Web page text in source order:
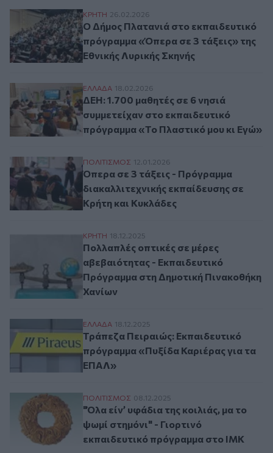
Ο Δήμος Πλατανιά στο εκπαιδευτικό
ΚΡΗΤΗ 26.02.2026
Ο Δήμος Πλατανιά στο εκπαιδευτικό
πρόγραμμα «Όπερα σε 3 τάξεις» της
Εθνικής Λυρικής Σκηνής
ΔΕΗ: 1.700 μαθητές σε 6 νησιά
ΕΛΛAΔΑ 18.02.2026
ΔΕΗ: 1.700 μαθητές σε 6 νησιά
συμμετείχαν στο εκπαιδευτικό
πρόγραμμα «Το Πλαστικό μου κι Εγώ»
Όπερα σε 3 τάξεις - Πρόγραμμα
ΠΟΛΙΤΙΣΜΟΣ 12.01.2026
Όπερα σε 3 τάξεις - Πρόγραμμα
διακαλλιτεχνικής εκπαίδευσης σε
Κρήτη και Κυκλάδες
Πολλαπλές oπτικές σε μέρες
ΚΡΗΤΗ 18.12.2025
Πολλαπλές oπτικές σε μέρες
αβεβαιότητας - Εκπαιδευτικό
Πρόγραμμα στη Δημοτική Πινακοθήκη
Χανίων
Τράπεζα Πειραιώς: Εκπαιδευτικό
ΕΛΛAΔΑ 18.12.2025
Τράπεζα Πειραιώς: Εκπαιδευτικό
πρόγραμμα «Πυξίδα Καριέρας για τα
ΕΠΑΛ»
"Όλα είν’ υφάδια της κοιλιάς, μα το
ΠΟΛΙΤΙΣΜΟΣ 08.12.2025
"Όλα είν’ υφάδια της κοιλιάς, μα το
ψωμί στημόνι" - Γιορτινό
εκπαιδευτικό πρόγραμμα στο ΙΜΚ